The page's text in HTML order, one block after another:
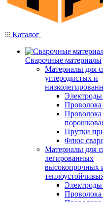
Каталог
Сварочные материалы
Материалы для
углеродистых и
Проволока
Прутки
Флюс
Материалы для
легированных
высокопрочных